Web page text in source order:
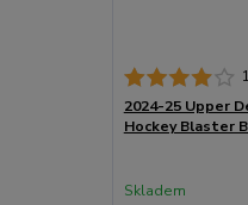
2024-25 Upper
Hockey Blaster
Skladem